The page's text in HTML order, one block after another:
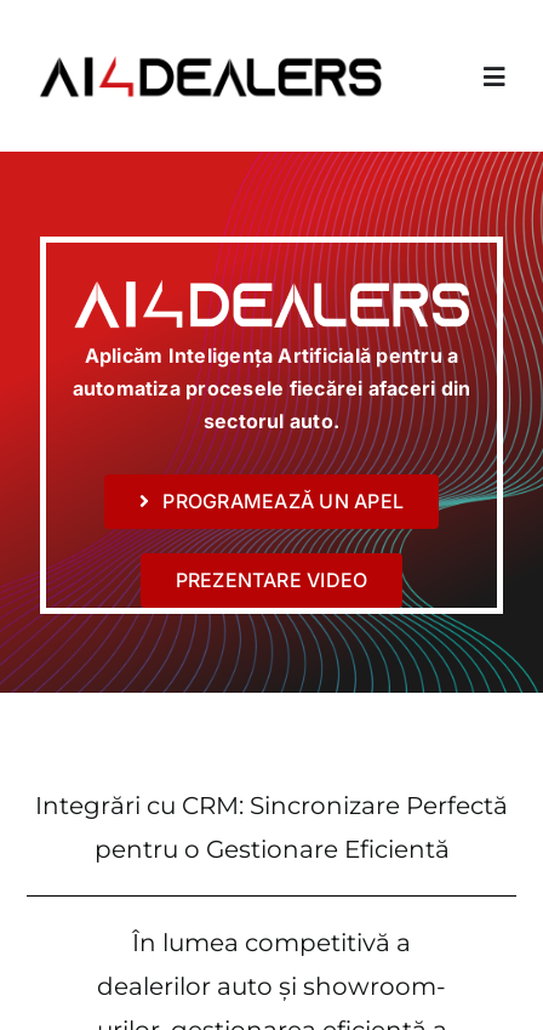
content
Angajați virtuali
Login
Aplicăm Inteligența Artificială pentru a
automatiza procesele fiecărei afaceri din
sectorul auto.
PROGRAMEAZĂ UN APEL
PREZENTARE VIDEO
Integrări cu CRM: Sincronizare Perfectă
pentru o Gestionare Eficientă
În lumea competitivă a
dealerilor auto și showroom-